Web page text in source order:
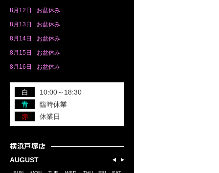
8月 12日 お盆休み
8月 13日 お盆休み
8月 14日 お盆休み
8月 15日 お盆休み
8月 16日 お盆休み
白
10:00～18:30
青
臨時休業
赤
休業日
横浜戸塚店
AUGUST